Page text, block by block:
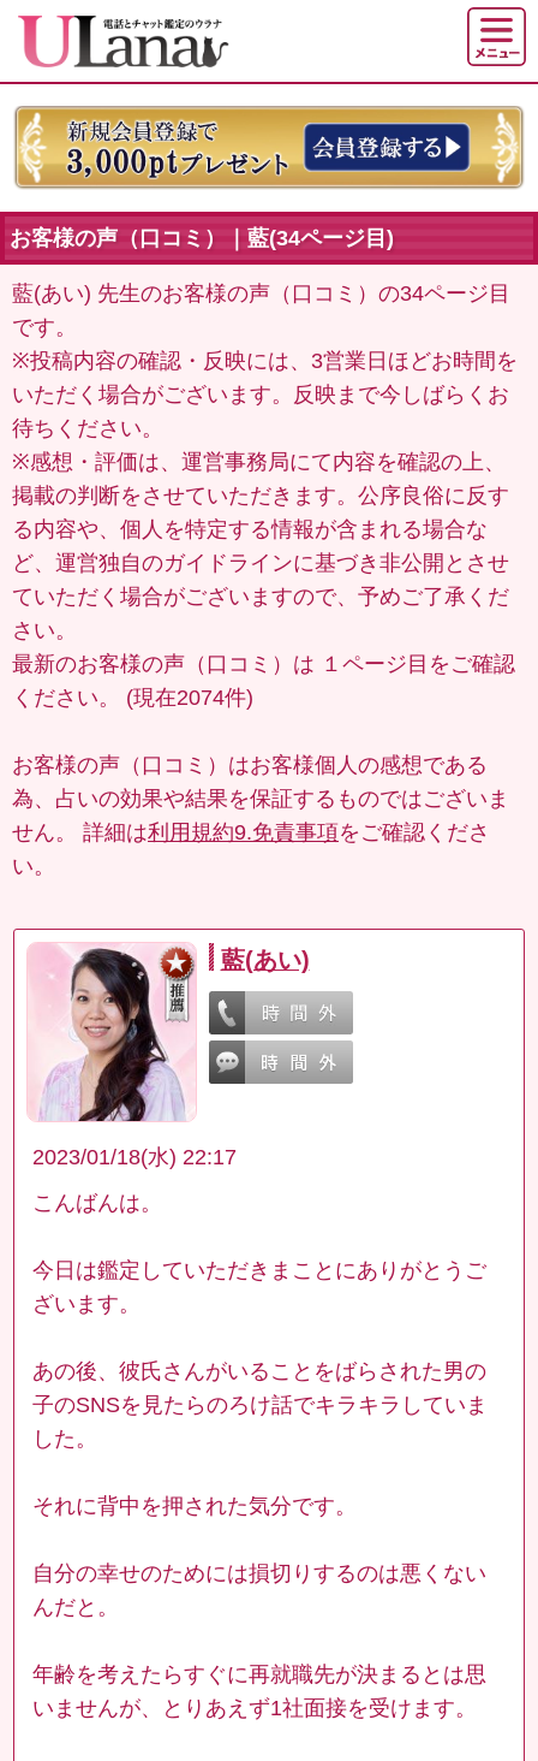
お客様の声（口コミ）｜藍(34ページ目)
藍(あい) 先生のお客様の声（口コミ）の34ページ目
です。
※投稿内容の確認・反映には、3営業日ほどお時間を
いただく場合がございます。反映まで今しばらくお
待ちください。
※感想・評価は、運営事務局にて内容を確認の上、
掲載の判断をさせていただきます。公序良俗に反す
る内容や、個人を特定する情報が含まれる場合な
ど、運営独自のガイドラインに基づき非公開とさせ
ていただく場合がございますので、予めご了承くだ
さい。
最新のお客様の声（口コミ）は １ページ目 をご確認
ください。 (現在2074件)
お客様の声（口コミ）はお客様個人の感想である
為、占いの効果や結果を保証するものではございま
せん。 詳細は利用規約9.免責事項をご確認くださ
い。
藍(あい)
2023/01/18(水) 22:17
こんばんは。
今日は鑑定していただきまことにありがとうご
ざいます。
あの後、彼氏さんがいることをばらされた男の
子のSNSを見たらのろけ話でキラキラしていま
した。
それに背中を押された気分です。
自分の幸せのためには損切りするのは悪くない
んだと。
年齢を考えたらすぐに再就職先が決まるとは思
いませんが、とりあえず1社面接を受けます。